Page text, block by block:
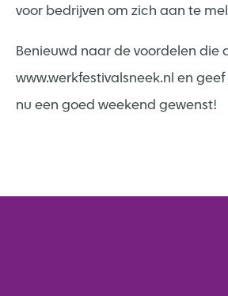
voor bedrijven om zich aan te
Benieuwd naar de voordelen die
www.werkfestivalsneek.nl en
nu een goed weekend gewenst!